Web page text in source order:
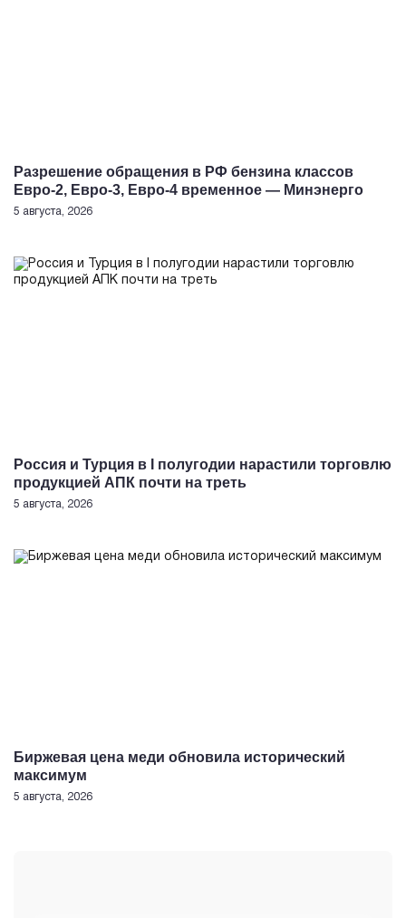
Разрешение обращения в РФ бензина классов
Евро-2, Евро-3, Евро-4 временное — Минэнерго
5 августа, 2026
Россия и Турция в I полугодии нарастили торговлю
продукцией АПК почти на треть
5 августа, 2026
Биржевая цена меди обновила исторический
максимум
5 августа, 2026